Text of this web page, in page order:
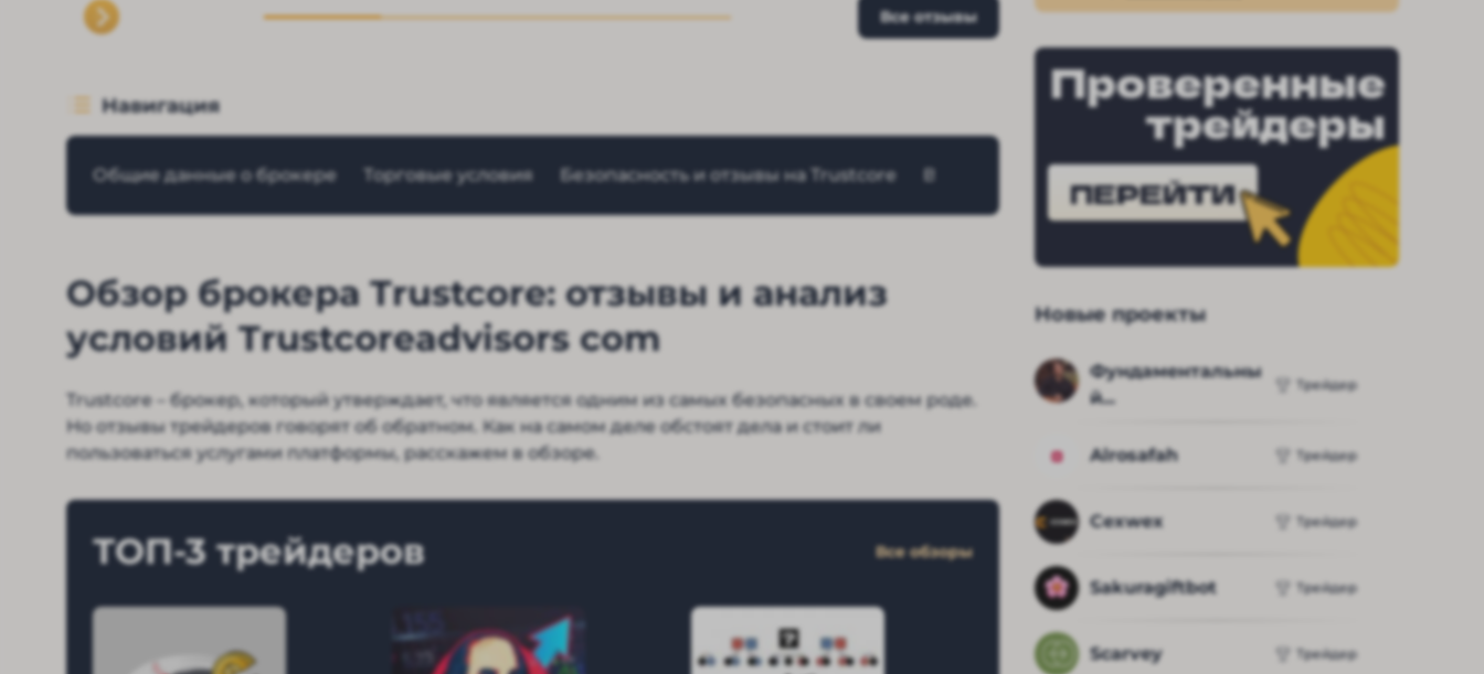
Все отзывы
Навигация
Общие данные о брокере Торговые условия Безопасность и отзывы на Trustcore Вывод
Обзор брокера Trustcore: отзывы и анализ
условий Trustcoreadvisors com
Trustcore – брокер, который утверждает, что является одним из самых безопасных в своем роде.
Но отзывы трейдеров говорят об обратном. Как на самом деле обстоят дела и стоит ли
пользоваться услугами платформы, расскажем в обзоре.
ТОП-3 трейдеров Все обзоры
Проверенные
трейдеры
ПЕРЕЙТИ
Новые проекты
Фундаментальны
й...
Трейдер
Alrosafah Трейдер
Cexwex Трейдер
Sakuragiftbot Трейдер
Scarvey Трейдер